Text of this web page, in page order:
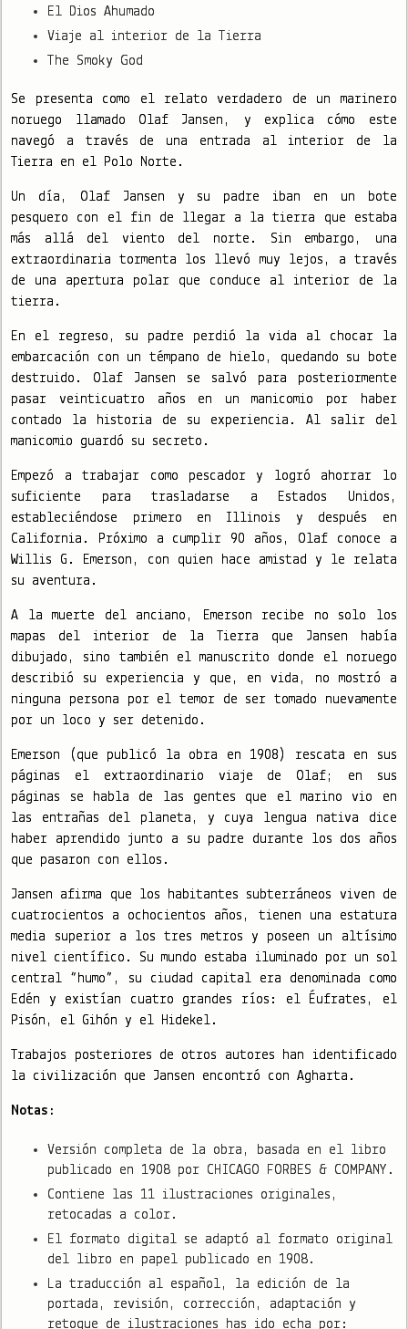
El Dios Ahumado
Viaje al interior de la Tierra
The Smoky God
Se presenta como el relato verdadero de un marinero
noruego llamado Olaf Jansen, y explica cómo este
navegó a través de una entrada al interior de la
Tierra en el Polo Norte.
Un día, Olaf Jansen y su padre iban en un bote
pesquero con el fin de llegar a la tierra que estaba
más allá del viento del norte. Sin embargo, una
extraordinaria tormenta los llevó muy lejos, a través
de una apertura polar que conduce al interior de la
tierra.
En el regreso, su padre perdió la vida al chocar la
embarcación con un témpano de hielo, quedando su bote
destruido. Olaf Jansen se salvó para posteriormente
pasar veinticuatro años en un manicomio por haber
contado la historia de su experiencia. Al salir del
manicomio guardó su secreto.
Empezó a trabajar como pescador y logró ahorrar lo
suficiente para trasladarse a Estados Unidos,
estableciéndose primero en Illinois y después en
California. Próximo a cumplir 90 años, Olaf conoce a
Willis G. Emerson, con quien hace amistad y le relata
su aventura.
A la muerte del anciano, Emerson recibe no solo los
mapas del interior de la Tierra que Jansen había
dibujado, sino también el manuscrito donde el noruego
describió su experiencia y que, en vida, no mostró a
ninguna persona por el temor de ser tomado nuevamente
por un loco y ser detenido.
Emerson (que publicó la obra en 1908) rescata en sus
páginas el extraordinario viaje de Olaf; en sus
páginas se habla de las gentes que el marino vio en
las entrañas del planeta, y cuya lengua nativa dice
haber aprendido junto a su padre durante los dos años
que pasaron con ellos.
Jansen afirma que los habitantes subterráneos viven de
cuatrocientos a ochocientos años, tienen una estatura
media superior a los tres metros y poseen un altísimo
nivel científico. Su mundo estaba iluminado por un sol
central “humo”, su ciudad capital era denominada como
Edén y existían cuatro grandes ríos: el Éufrates, el
Pisón, el Gihón y el Hidekel.
Trabajos posteriores de otros autores han identificado
la civilización que Jansen encontró con Agharta.
Notas:
Versión completa de la obra, basada en el libro
publicado en 1908 por CHICAGO FORBES & COMPANY.
Contiene las 11 ilustraciones originales,
retocadas a color.
El formato digital se adaptó al formato original
del libro en papel publicado en 1908.
La traducción al español, la edición de la
portada, revisión, corrección, adaptación y
retoque de ilustraciones has ido echa por: